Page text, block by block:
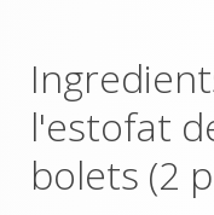
l'estofat
bolets (2